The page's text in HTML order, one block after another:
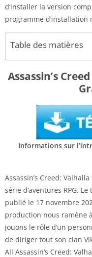
d’installer la version
programme d’installation
Table des matières
Assassin’s
Informations sur
Assassin’s Creed:
série d’aventures RPG.
publié le 17 novembre
production nous ramène
jouons le rôle d’un
de diriger tout son clan
All Assassin’s Creed: